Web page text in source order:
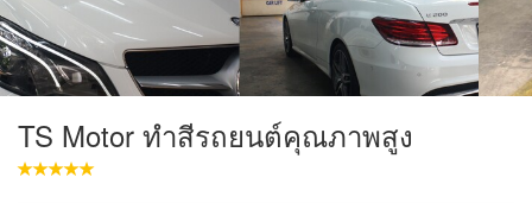
TS Motor ทำสีรถยนต์คุณภาพสูง